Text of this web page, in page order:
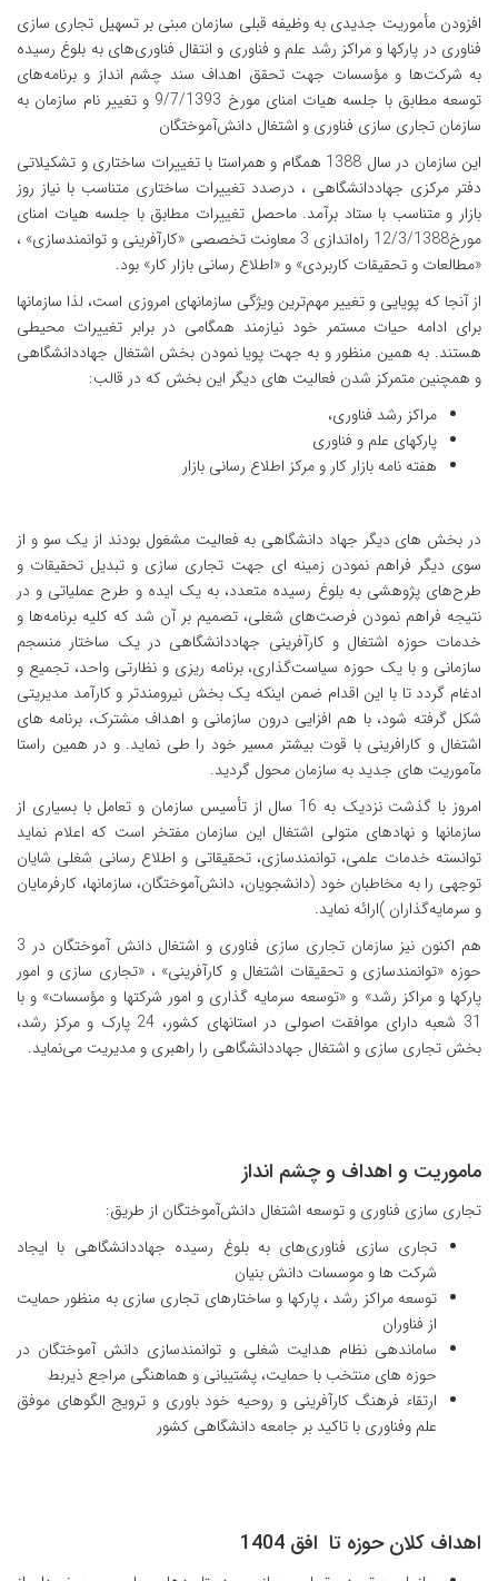
افزودن مأموریت جدیدی به وظیفه قبلی سازمان مبنی بر تسهیل تجاری سازی
فناوری در پارکها و مراکز رشد علم و فناوری و انتقال فناوری‌های به بلوغ رسیده
به شرکت‌ها و مؤسسات جهت تحقق اهداف سند چشم انداز و برنامه‌های
توسعه مطابق با جلسه هیات امنای مورخ 9/7/1393 و تغییر نام سازمان به
سازمان تجاری سازی فناوری و اشتغال دانش‌آموختگان
این سازمان در سال 1388 همگام و همراستا با تغییرات ساختاری و تشکیلاتی
دفتر مرکزی جهاددانشگاهی ، درصدد تغییرات ساختاری متناسب با نیاز روز
بازار و متناسب با ستاد برآمد. ماحصل تغییرات مطابق با جلسه هیات امنای
مورخ12/3/1388 راه‌اندازی 3 معاونت تخصصی «کارآفرینی و توانمندسازی» ،
«مطالعات و تحقیقات کاربردی» و «اطلاع رسانی بازار کار» بود.
از آنجا که پویایی و تغییر مهم‌ترین ویژگی سازمانهای امروزی است، لذا سازمانها
برای ادامه حیات مستمر خود نیازمند همگامی در برابر تغییرات محیطی
هستند. به همین منظور و به جهت پویا نمودن بخش اشتغال جهاددانشگاهی
و همچنین متمرکز شدن فعالیت های دیگر این بخش که در قالب:
مراکز رشد فناوری،
پارکهای علم و فناوری
هفته نامه بازار کار و مرکز اطلاع رسانی بازار
در بخش های دیگر جهاد دانشگاهی به فعالیت مشغول بودند از یک سو و از
سوی دیگر فراهم نمودن زمینه ای جهت تجاری سازی و تبدیل تحقیقات و
طرح‌های پژوهشی به بلوغ رسیده متعدد، به یک ایده و طرح عملیاتی و در
نتیجه فراهم نمودن فرصت‌های شغلی، تصمیم بر آن شد که کلیه برنامه‌ها و
خدمات حوزه اشتغال و کارآفرینی جهاددانشگاهی در یک ساختار منسجم
سازمانی و با یک حوزه سیاست‌گذاری، برنامه ریزی و نظارتی واحد، تجمیع و
ادغام گردد تا با این اقدام ضمن اینکه یک بخش نیرومندتر و کارآمد مدیریتی
شکل گرفته شود، با هم افزایی درون سازمانی و اهداف مشترک، برنامه های
اشتغال و کارافرینی با قوت بیشتر مسیر خود را طی نماید. و در همین راستا
مآموریت های جدید به سازمان محول گردید.
امروز با گذشت نزدیک به 16 سال از تأسیس سازمان و تعامل با بسیاری از
سازمانها و نهادهای متولی اشتغال این سازمان مفتخر است که اعلام نماید
توانسته خدمات علمی، توانمندسازی، تحقیقاتی و اطلاع رسانی شغلی شایان
توجهی را به مخاطبان خود (دانشجویان، دانش‌آموختگان، سازمانها، کارفرمایان
و سرمایه‌گذاران )ارائه نماید.
هم اکنون نیز سازمان تجاری سازی فناوری و اشتغال دانش ‌آموختگان در 3
حوزه «توانمندسازی و تحقیقات اشتغال و کارآفرینی» ، «تجاری سازی و امور
پارکها و مراکز رشد» و «توسعه سرمایه گذاری و امور شرکتها و مؤسسات» و با
31 شعبه دارای موافقت اصولی در استانهای کشور، 24 پارک و مرکز رشد،
بخش تجاری سازی و اشتغال جهاددانشگاهی را راهبری و مدیریت می‌نماید.
ماموریت و اهداف و چشم انداز
تجاری سازی فناوری‌ و توسعه اشتغال دانش‌آموختگان از طریق:
تجاری سازی فناوری‌های به بلوغ رسیده جهاددانشگاهی با ایجاد
شرکت ها و موسسات دانش بنیان
توسعه مراکز رشد ، ‌پارکها و ساختارهای تجاری سازی به منظور حمایت
از فناوران
ساماندهی نظام هدایت شغلی و توانمندسازی دانش آموختگان در
حوزه های منتخب با حمایت، پشتیبانی و هماهنگی مراجع ذیربط
ارتقاء فرهنگ کارآفرینی و روحیه خود باوری و ترویج الگوهای موفق
علم وفناوری با تاکید بر جامعه دانشگاهی کشور
اهداف کلان حوزه تا افق 1404